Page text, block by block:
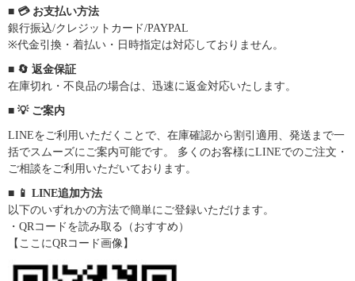
■ 💳 お支払い方法
銀行振込/クレジットカード/PAYPAL
※代金引換・着払い・日時指定は対応しておりません。
■ 🔄 返金保証
在庫切れ・不良品の場合は、迅速に返金対応いたします。
■ 💡 ご案内
LINEをご利用いただくことで、在庫確認から割引適用、発送まで一
括でスムーズにご案内可能です。 多くのお客様にLINEでのご注文・
ご相談をご利用いただいております。
■ 📱 LINE追加方法
以下のいずれかの方法で簡単にご登録いただけます。
・QRコードを読み取る（おすすめ）
【ここにQRコード画像】